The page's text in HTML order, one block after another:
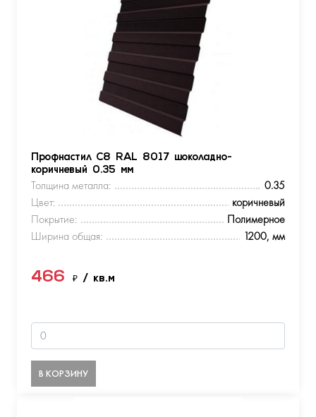
Профнастил С8 RAL 8017 шоколадно-
коричневый 0.35 мм
Толщина металла:
0.35
Цвет:
коричневый
Покрытие:
Полимерное
Ширина общая:
1200, мм
466 ₽ / кв.м
В КОРЗИНУ